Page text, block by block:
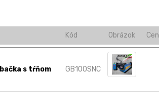
Kód Obrázok
s tŕňom GB100SNC